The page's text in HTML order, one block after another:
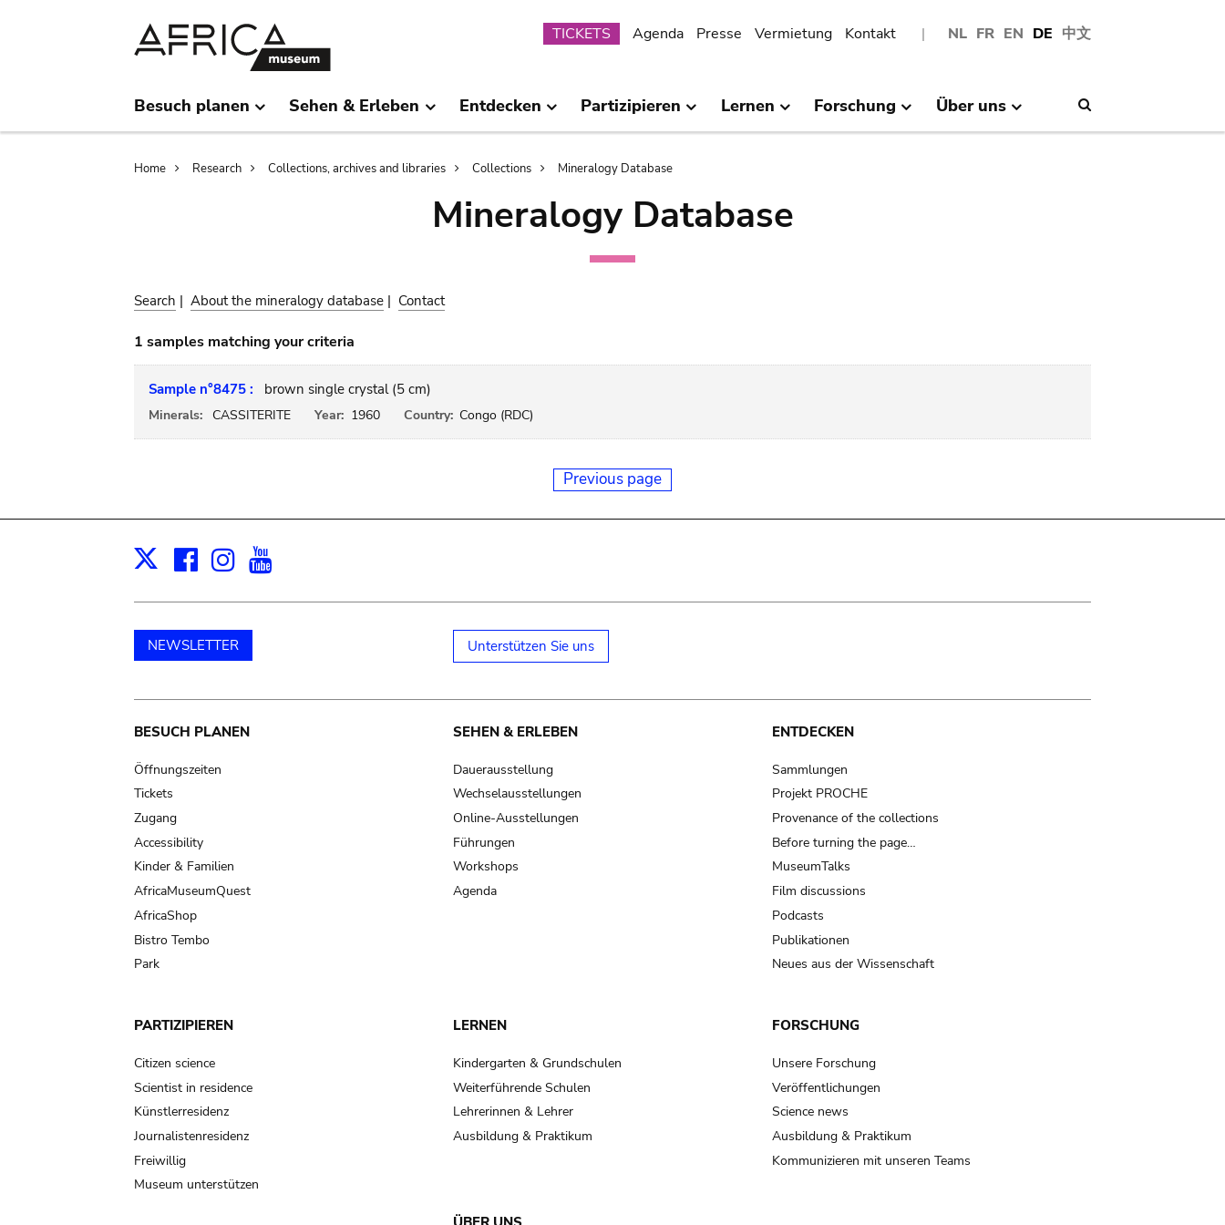
NL FR EN DE 中文
Submenu
TICKETS Agenda Presse Vermietung Kontakt
Besuch planen Sehen & Erleben Entdecken Partizipieren Lernen Forschung Über uns
Breadcrumb
Home Research Collections, archives and libraries Collections Mineralogy Database
Mineralogy Database
Search | About the mineralogy database | Contact
1 samples matching your criteria
Sample n°8475 : brown single crystal (5 cm)
Minerals: CASSITERITE Year: 1960 Country: Congo (RDC)
Previous page
X Facebook
Instagram
NEWSLETTER Unterstützen Sie uns
Main
navigation
BESUCH PLANEN
Öffnungszeiten
Tickets
Zugang
Accessibility
Kinder & Familien
AfricaMuseumQuest
AfricaShop
Bistro Tembo
Park
SEHEN & ERLEBEN
Dauerausstellung
Wechselausstellungen
Online-Ausstellungen
Führungen
Workshops
Agenda
ENTDECKEN
Sammlungen
Projekt PROCHE
Provenance of the collections
Before turning the page…
MuseumTalks
Film discussions
Podcasts
Publikationen
Neues aus der Wissenschaft
PARTIZIPIEREN
Citizen science
Scientist in residence
Künstlerresidenz
Journalistenresidenz
Freiwillig
Museum unterstützen
LERNEN
Kindergarten & Grundschulen
Weiterführende Schulen
Lehrerinnen & Lehrer
Ausbildung & Praktikum
FORSCHUNG
Unsere Forschung
Veröffentlichungen
Science news
Ausbildung & Praktikum
Kommunizieren mit unseren Teams